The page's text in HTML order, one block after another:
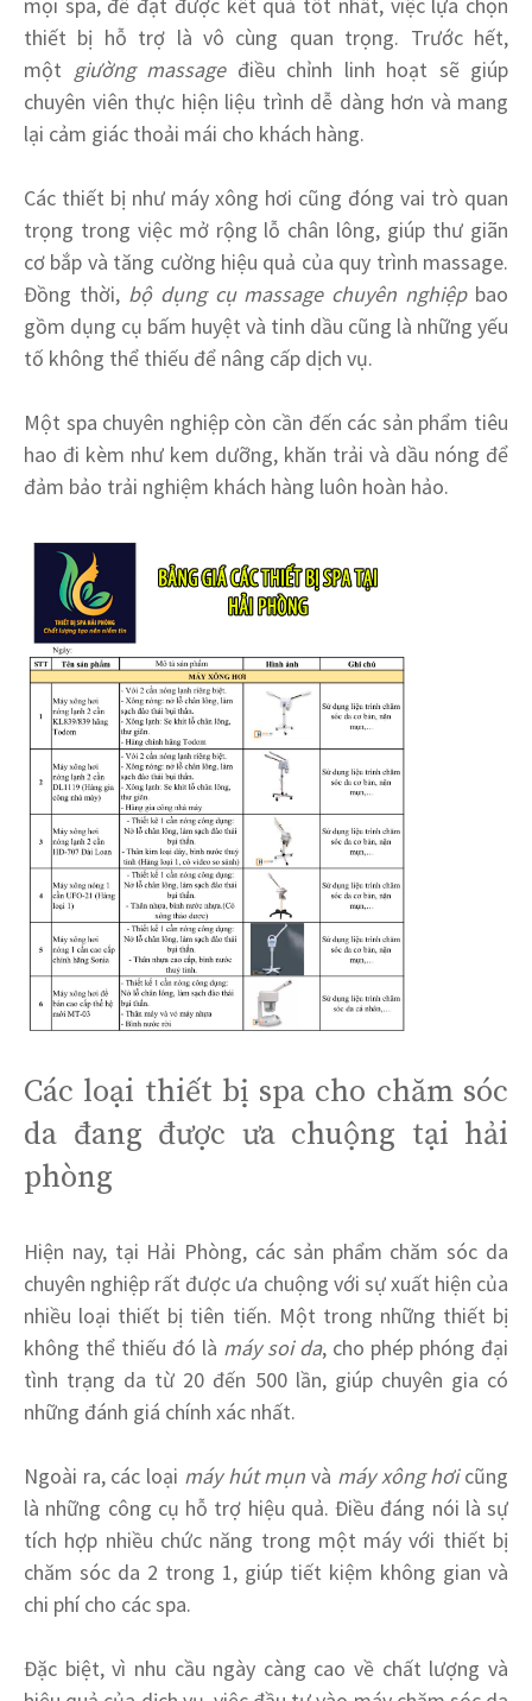
thiết bị hỗ trợ là vô cùng quan trọng. Trước hết,
một giường massageđiều chỉnh linh hoạt sẽ giúp
chuyên viên thực hiện liệu trình dễ dàng hơn và mang
lại cảm giác thoải mái cho khách hàng.
Các thiết bị như máy xông hơi cũng đóng vai trò quan
trọng trong việc mở rộng lỗ chân lông, giúp thư giãn
cơ bắp và tăng cường hiệu quả của quy trình massage.
Đồng thời, bộ dụng cụ massage chuyên nghiệpbao
gồm dụng cụ bấm huyệt và tinh dầu cũng là những yếu
tố không thể thiếu để nâng cấp dịch vụ.
Một spa chuyên nghiệp còn cần đến các sản phẩm tiêu
hao đi kèm như kem dưỡng, khăn trải và dầu nóng để
đảm bảo trải nghiệm khách hàng luôn hoàn hảo.
Các loại thiết bị spa cho chăm sóc
da đang được ưa chuộng tại hải
phòng
Hiện nay, tại Hải Phòng, các sản phẩm chăm sóc da
chuyên nghiệp rất được ưa chuộng với sự xuất hiện của
nhiều loại thiết bị tiên tiến. Một trong những thiết bị
không thể thiếu đó là máy soi da, cho phép phóng đại
tình trạng da từ 20 đến 500 lần, giúp chuyên gia có
những đánh giá chính xác nhất.
Ngoài ra, các loại máy hút mụn và máy xông hơicũng
là những công cụ hỗ trợ hiệu quả. Điều đáng nói là sự
tích hợp nhiều chức năng trong một máy với thiết bị
chăm sóc da 2 trong 1, giúp tiết kiệm không gian và
chi phí cho các spa.
Đặc biệt, vì nhu cầu ngày càng cao về chất lượng và